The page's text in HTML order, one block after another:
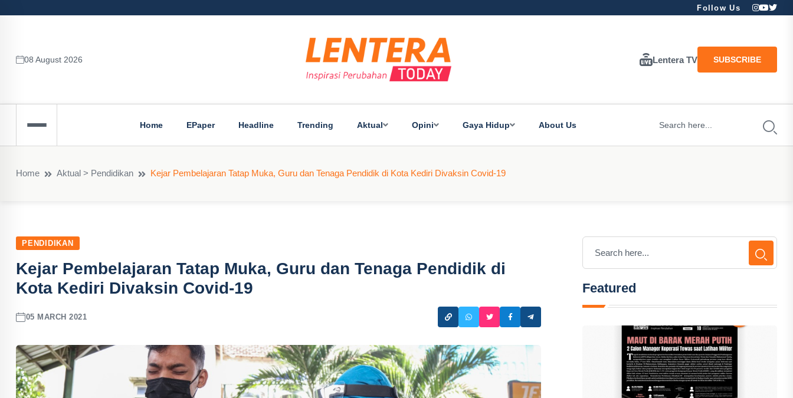
Follow Us
08 August 2026 Lentera TV SUBSCRIBE
Home EPaper Headline Trending Aktual Opini Gaya Hidup About Us
Home Aktual > Pendidikan Kejar Pembelajaran Tatap Muka, Guru dan Tenaga Pendidik di Kota Kediri Divaksin Covid-19
PENDIDIKAN
Kejar Pembelajaran Tatap Muka, Guru dan Tenaga Pendidik di
Kota Kediri Divaksin Covid-19
05 MARCH 2021
Featured